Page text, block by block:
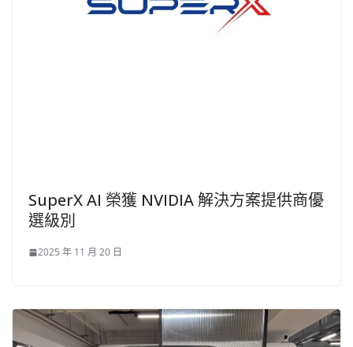
SuperX AI 榮獲 NVIDIA 解決方案提供商優
選級別
2025 年 11 月 20 日